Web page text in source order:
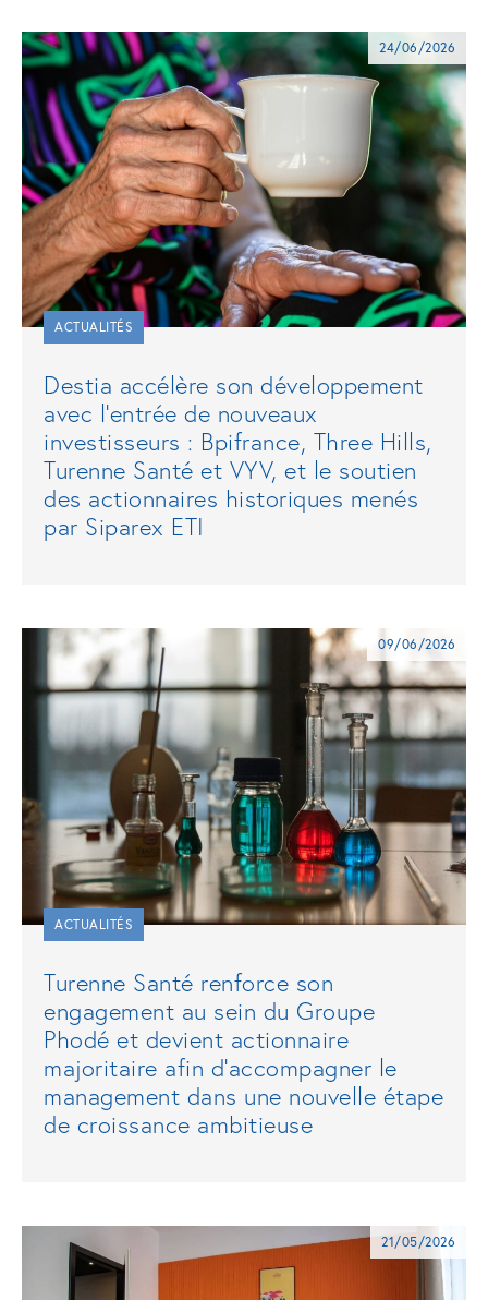
24/06/2026
ACTUALITÉS
Destia accélère son développement
avec l’entrée de nouveaux
investisseurs : Bpifrance, Three Hills,
Turenne Santé et VYV, et le soutien
des actionnaires historiques menés
par Siparex ETI
09/06/2026
ACTUALITÉS
Turenne Santé renforce son
engagement au sein du Groupe
Phodé et devient actionnaire
majoritaire afin d’accompagner le
management dans une nouvelle étape
de croissance ambitieuse
21/05/2026